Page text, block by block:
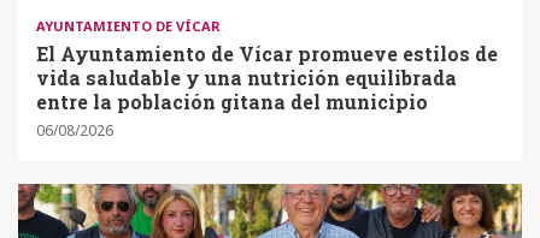
AYUNTAMIENTO DE VÍCAR
El Ayuntamiento de Vícar promueve estilos de
vida saludable y una nutrición equilibrada
entre la población gitana del municipio
06/08/2026